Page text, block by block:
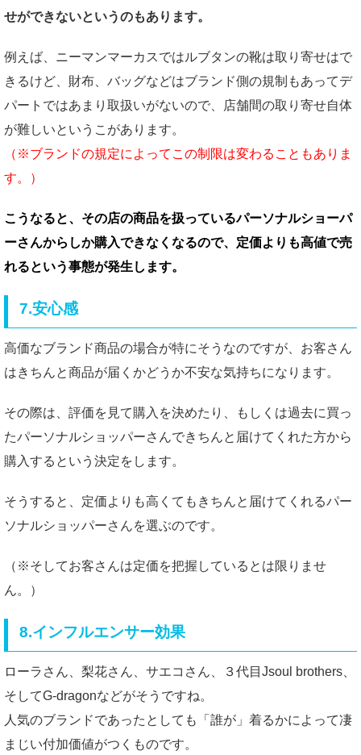
せができないというのもあります。
例えば、ニーマンマーカスではルブタンの靴は取り寄せはで
きるけど、財布、バッグなどはブランド側の規制もあってデ
パートではあまり取扱いがないので、店舗間の取り寄せ自体
が難しいというこがあります。
（※ブランドの規定によってこの制限は変わることもありま
す。）
こうなると、その店の商品を扱っているパーソナルショーパ
ーさんからしか購入できなくなるので、 定価よりも高値で売
れるという事態が発生します。
7.安心感
高価なブランド商品の場合が特にそうなのですが、お客さん
はきちんと商品が届くかどうか不安な気持ちになります。
その際は、評価を見て購入を決めたり、もしくは過去に買っ
たパーソナルショッパーさんできちんと届けてくれた方から
購入するという決定をします。
そうすると、定価よりも高くてもきちんと届けてくれるパー
ソナルショッパーさんを選ぶのです。
（※そしてお客さんは定価を把握しているとは限りませ
ん。）
8.インフルエンサー効果
ローラさん、梨花さん、サエコさん、３代目Jsoul brothers、
そしてG-dragonなどがそうですね。
人気のブランドであったとしても「誰が」着るかによって凄
まじい付加価値がつくものです。